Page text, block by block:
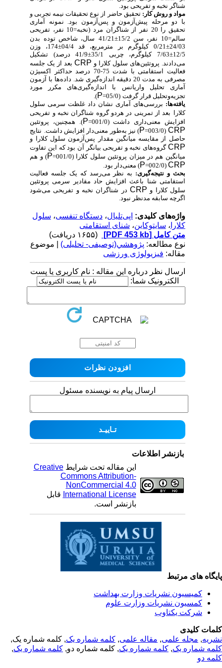
شناگر نخبه و تفریحی بود.
مواد و روش کار:تحقیق حاضر از نوع تحقیقات نیمه تجربی و
با دو مرحله پیش‌آزمون و پس‌آزمون بود. نمونه آماری
تحقیق را 20 نفر از شناگران مرد (نخبه=10 نفر، تفریحی
سالم=10 نفر، سن 15/2±41/21
سال، شاخص توده بدن
24/03±0/21 کیلوگرم بر مترمربع، قد 04/4±174، وزن
12/5±7/63 کیلوگرم، چربی 35/1±41/9 درصد) تشکیل
می‌دادند. پروتئین‌های سلول کلارا و CRP بعد از یک جلسه
فعالیت استقامتی با شدت 75-70 درصد حداکثر اکسیژن
مصرفی به مدت 20 دقیقه اندازه‌گیری شد. داده‌ها با آزمون
آماری تحلیل واریانس با اندازه‌گیری‌های مکرر مورد
تجزیه‌و‌تحلیل قرار گرفت (05/0=
P
).
یافته‌ها:بررسی‌های آماری نشان داد غلظت سرمی سلول
کلارا
بعد از تمرینی در هردو گروه شناگران نخبه و تفریحی
افزایش معنی‌داری داشت (001/0=
P). همچنین، پروتئین
CRP
(003/0=
P) نیز به‌طور معنی‌دار افزایش داشت. نتایج
حاصل از مقایسه میانگین مقدار پس‌آزمون سلول کلارا و
CRP گروه‌های نخبه و تفریحی بیانگر آن بود که این تفاوت
میانگین هم در میزان پروتئین سلول کلارا (001/0=
P) و هم
CRP
(002/0=
P) معنی‌دار بود.
بحث و نتیجه‌گیری:به نظر می‌رسد که یک جلسه فعالیت
استقامتی شنا باعث افزایش حاد مقادیر سرمی پروتئین
سلول کلارا و CRP در شناگران نخبه و تفریحی می‌شود
اگرچه سابقه مدنظر نبود.
واژه‌های کلیدی:اپی‌تلیال،دستگاه تنفسی،سلول
کلارا، سایتوکاین،شنای استقامتی
متن کامل[PDF 453 kb]
نوع مطالعه:پژوهشي(توصیفی- تحلیلی) | موضوع
مقاله:فیزیولوژی ورزشی
ارسال نظر درباره این مقاله : نام کاربری یا پست
الکترونیک شما:
ارسال پیام به نویسنده مسئول
بازنشر اطلاعات
این مقاله تحت شرایطCreative
Commons Attribution-
NonCommercial 4.0
International Licenseقابل
بازنشر است.
های مرتبط
کمیسیون نشریات وزارت بهداشت
کمسیون نشریات وزارت علوم
شرکت یکتاوب
کلیدی
,مجله علمی, مقاله علمی, کلمه شماره یک, کلمه شماره یک,
شماره یک,کلمه شماره یک, کلمه شماره دو,کلمه شماره یک,
دو